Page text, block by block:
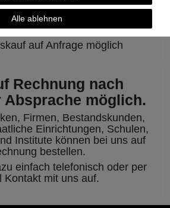
auf Anfrage möglich
Rechnung nach
möglich.
Firmen, Bestandskunden,
Einrichtungen, Schulen,
Institute können bei uns auf
bestellen.
einfach telefonisch oder per
Kontakt mit uns auf.
Alle ablehnen